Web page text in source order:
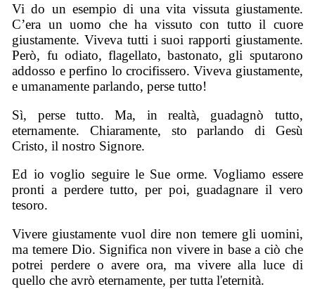
Vi do un esempio di una vita vissuta giustamente.
C’era un uomo che ha vissuto con tutto il cuore
giustamente. Viveva tutti i suoi rapporti giustamente.
Però, fu odiato, flagellato, bastonato, gli sputarono
addosso e perfino lo crocifissero. Viveva giustamente,
e umanamente parlando, perse tutto!
Sì, perse tutto. Ma, in realtà, guadagnò tutto,
eternamente. Chiaramente, sto parlando di Gesù
Cristo, il nostro Signore.
Ed io voglio seguire le Sue orme. Vogliamo essere
pronti a perdere tutto, per poi, guadagnare il vero
tesoro.
Vivere giustamente vuol dire non temere gli uomini,
ma temere Dio. Significa non vivere in base a ciò che
potrei perdere o avere ora, ma vivere alla luce di
quello che avrò eternamente, per tutta l'eternità.